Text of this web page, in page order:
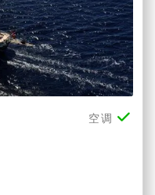
空调